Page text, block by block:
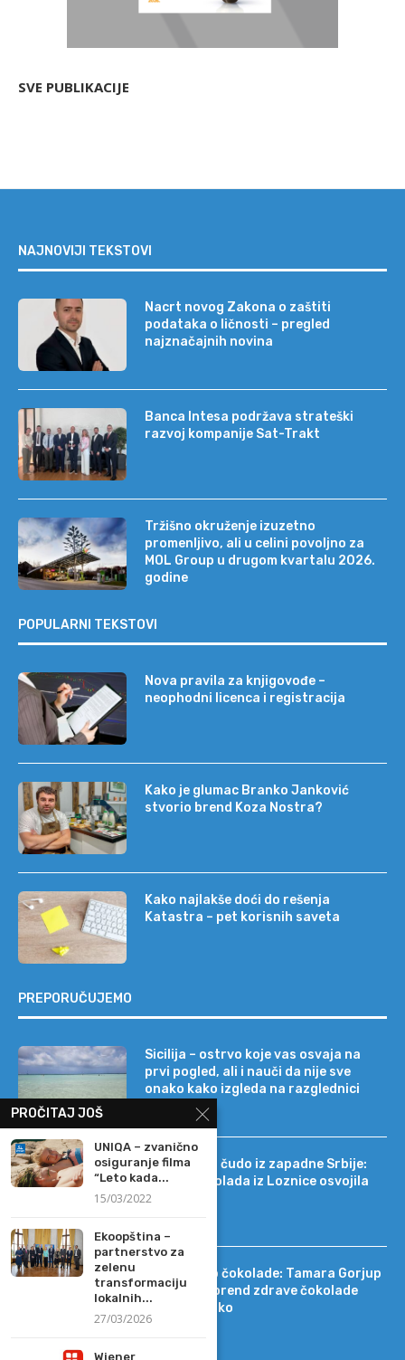
SVE PUBLIKACIJE
NAJNOVIJI TEKSTOVI
Nacrt novog Zakona o zaštiti
podataka o ličnosti – pregled
najznačajnih novina
Banca Intesa podržava strateški
razvoj kompanije Sat-Trakt
Tržišno okruženje izuzetno
promenljivo, ali u celini povoljno za
MOL Group u drugom kvartalu 2026.
godine
POPULARNI TEKSTOVI
Nova pravila za knjigovođe –
neophodni licenca i registracija
Kako je glumac Branko Janković
stvorio brend Koza Nostra?
Kako najlakše doći do rešenja
Katastra – pet korisnih saveta
PREPORUČUJEMO
Sicilija – ostrvo koje vas osvaja na
prvi pogled, ali i nauči da nije sve
onako kako izgleda na razglednici
Tehnološko čudo iz zapadne Srbije:
kako je čokolada iz Loznice osvojila
22 tržišta
Od DIF-a do čokolade: Tamara Gorjup
pokrenula brend zdrave čokolade
Kapetan Koko
PROČITAJ JOŠ
UNIQA – zvanično
osiguranje filma
“Leto kada...
15/03/2022
Ekoopština –
partnerstvo za
zelenu
transformaciju
lokalnih...
27/03/2026
Wiener